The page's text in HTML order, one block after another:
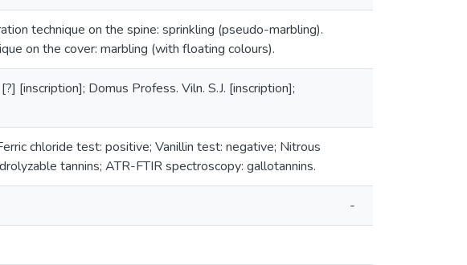
technique on the spine: sprinkling (pseudo-marbling).
on the cover: marbling (with floating colours).
[inscription]; Domus Profess. Viln. S.J. [inscription];
chloride test: positive; Vanillin test: negative; Nitrous
tannins; ATR-FTIR spectroscopy: gallotannins.
-